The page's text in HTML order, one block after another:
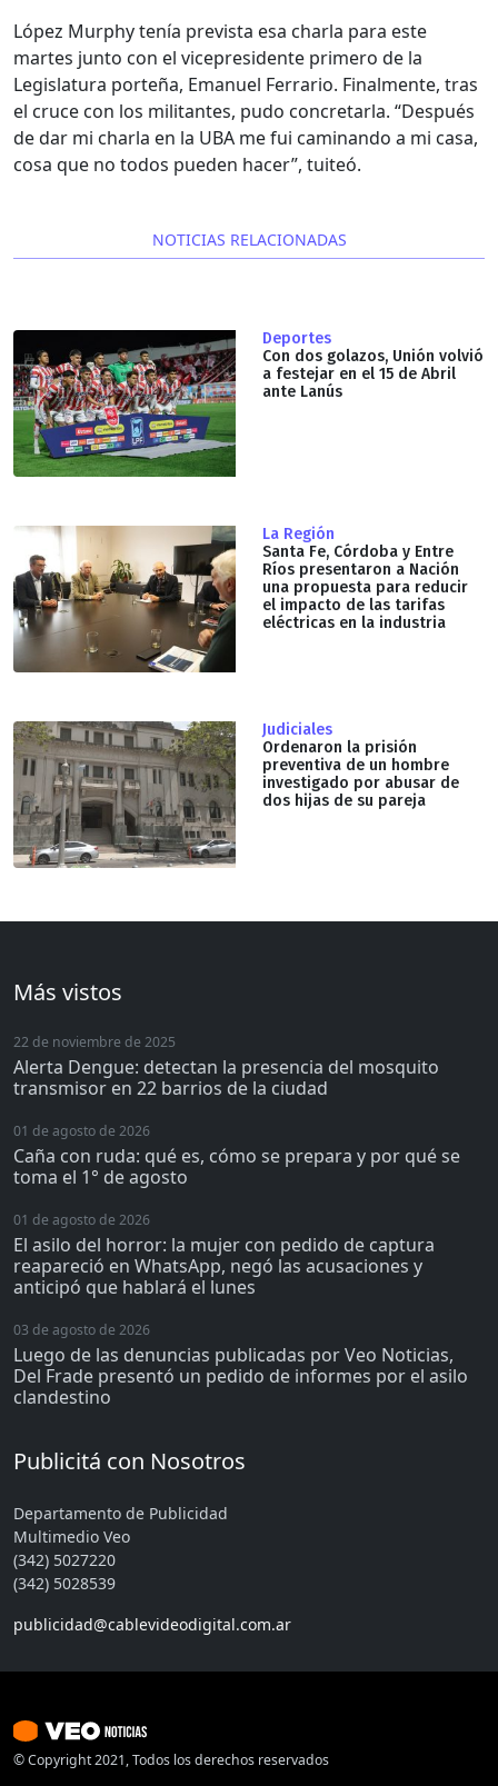
López Murphy tenía prevista esa charla para este
martes junto con el vicepresidente primero de la
Legislatura porteña, Emanuel Ferrario. Finalmente, tras
el cruce con los militantes, pudo concretarla. “Después
de dar mi charla en la UBA me fui caminando a mi casa,
cosa que no todos pueden hacer”, tuiteó.
NOTICIAS RELACIONADAS
Deportes
Con dos golazos, Unión volvió
a festejar en el 15 de Abril
ante Lanús
La Región
Santa Fe, Córdoba y Entre
Ríos presentaron a Nación
una propuesta para reducir
el impacto de las tarifas
eléctricas en la industria
Judiciales
Ordenaron la prisión
preventiva de un hombre
investigado por abusar de
dos hijas de su pareja
Más vistos
22 de noviembre de 2025
Alerta Dengue: detectan la presencia del mosquito
transmisor en 22 barrios de la ciudad
01 de agosto de 2026
Caña con ruda: qué es, cómo se prepara y por qué se
toma el 1° de agosto
01 de agosto de 2026
El asilo del horror: la mujer con pedido de captura
reapareció en WhatsApp, negó las acusaciones y
anticipó que hablará el lunes
03 de agosto de 2026
Luego de las denuncias publicadas por Veo Noticias,
Del Frade presentó un pedido de informes por el asilo
clandestino
Publicitá con Nosotros
Departamento de Publicidad
Multimedio Veo
(342) 5027220
(342) 5028539
publicidad@cablevideodigital.com.ar
© Copyright 2021, Todos los derechos reservados